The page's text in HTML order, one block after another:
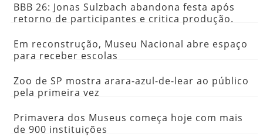
BBB 26: Jonas Sulzbach abandona festa após
retorno de participantes e critica produção.
Em reconstrução, Museu Nacional abre espaço
para receber escolas
Zoo de SP mostra arara-azul-de-lear ao público
pela primeira vez
Primavera dos Museus começa hoje com mais
de 900 instituições